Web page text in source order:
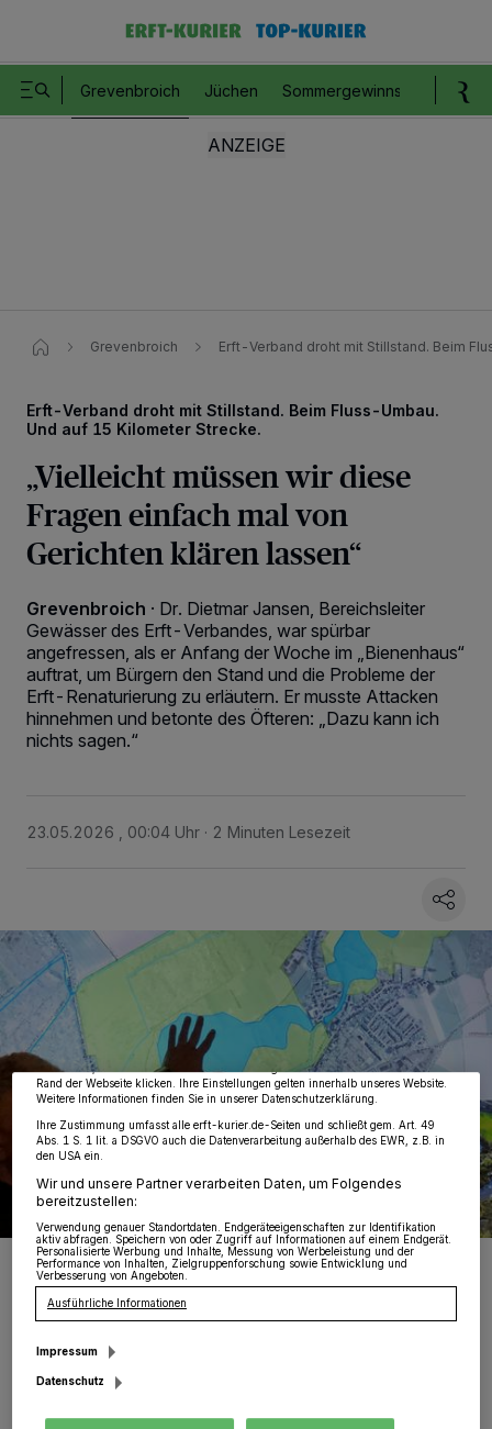
Grevenbroich Jüchen Sommergewinnspiel
Grevenbroich Erft-Verband droht mit Stillstand. Beim
Erft-Verband droht mit Stillstand. Beim Fluss-Umbau.
Und auf 15 Kilometer Strecke.
„Vielleicht müssen wir diese
Fragen einfach mal von
Gerichten klären lassen“
Grevenbroich · Dr. Dietmar Jansen, Bereichsleiter
Gewässer des Erft-Verbandes, war spürbar
angefressen, als er Anfang der Woche im „Bienenhaus“
auftrat, um Bürgern den Stand und die Probleme der
Erft-Renaturierung zu erläutern. Er musste Attacken
hinnehmen und betonte des Öfteren: „Dazu kann ich
nichts sagen.“
23.05.2026 , 00:04 Uhr 2 Minuten Lesezeit
Dietmar Jansen zeigt, wo die Erft in Zukunft fließen könnte: Die
blauen Flächen sind Bereich, in denen ein neues Flussbett
entstehen könnte. Grün ist der aktuelle „Hochbau“.
Wir und unsere218
-Partner speichern und greifen auf personenbezogene Daten
wie Browserdaten oder eindeutige Kennungen auf Ihrem Gerät zu. Durch Auswahl
von OK aktivieren Sie Tracking-Technologien für die unter „Wir und unsere
Partner verarbeiten Daten, um Ihnen Dienste bereitzustellen“ aufgeführten
Zwecke. Wenn Tracker deaktiviert sind, sind manche Inhalte und Anzeigen
möglicherweise nicht mehr so relevant für Sie. Sie können dieses Menü jederzeit
wieder aufrufen, um Ihre Einstellungen zu ändern oder Ihre Einwilligung zu
widerrufen, indem Sie auf den Link Einstellungen oder Ablehnen am unteren
Rand der Webseite klicken. Ihre Einstellungen gelten innerhalb unseres Website.
Weitere Informationen finden Sie in unserer Datenschutzerklärung.
Ihre Zustimmung umfasst alle erft-kurier.de-Seiten und schließt gem. Art. 49
Abs. 1 S. 1 lit. a DSGVO auch die Datenverarbeitung außerhalb des EWR, z.B. in
den USA ein.
Wir und unsere Partner verarbeiten Daten, um Folgendes
bereitzustellen:
Verwendung genauer Standortdaten. Endgeräteeigenschaften zur Identifikation
aktiv abfragen. Speichern von oder Zugriff auf Informationen auf einem Endgerät.
Personalisierte Werbung und Inhalte, Messung von Werbeleistung und der
Performance von Inhalten, Zielgruppenforschung sowie Entwicklung und
Verbesserung von Angeboten.
Ausführliche Informationen
Impressum
Datenschutz